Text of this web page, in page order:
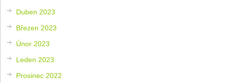
Duben 2023
Březen 2023
Únor 2023
Leden 2023
Prosinec 2022